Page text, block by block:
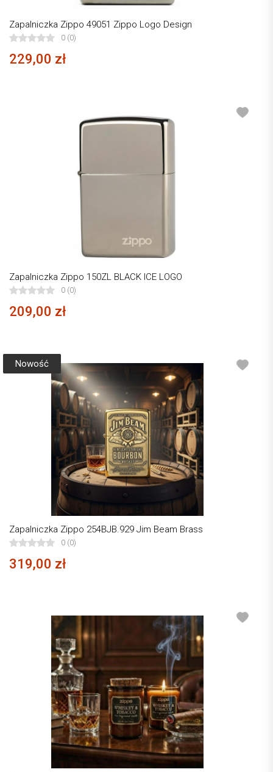
Zapalniczka Zippo 49051 Zippo Logo Design
0 (0)
229,00 zł
Zapalniczka Zippo 150ZL BLACK ICE LOGO
0 (0)
209,00 zł
Nowość
Zapalniczka Zippo 254BJB.929 Jim Beam Brass
0 (0)
319,00 zł